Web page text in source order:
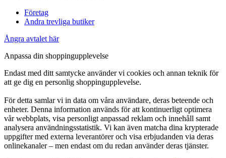
Företag
Andra trevliga butiker
Ångra avtalet här
Anpassa din shoppingupplevelse
Endast med ditt samtycke använder vi cookies och annan teknik för
att ge dig en personlig shoppingupplevelse.
För detta samlar vi in data om våra användare, deras beteende och
enheter. Denna information används för att kontinuerligt optimera
vår webbplats, visa personligt anpassad reklam och innehåll samt
analysera användningsstatistik. Vi kan även matcha dina krypterade
uppgifter med externa leverantörer och visa erbjudanden via deras
onlinekanaler – men endast om du redan använder deras tjänster.